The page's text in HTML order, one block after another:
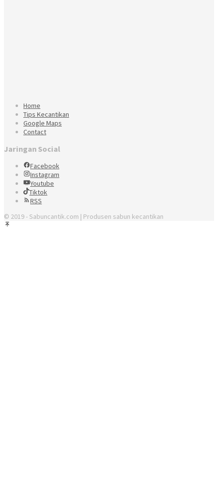
Home
Tips Kecantikan
Google Maps
Contact
Jaringan Social
Facebook
Instagram
Youtube
Tiktok
RSS
© 2019 - Sabuncantik.com | Produsen sabun kecantikan